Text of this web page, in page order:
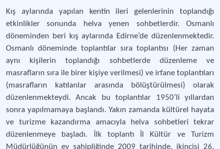
Kış aylarında yapılan kentin ileri gelenlerinin toplandığı
etkinlikler sonunda helva yenen sohbetlerdir. Osmanlı
döneminden beri kış aylarında Edirne’de düzenlenmektedir.
Osmanlı döneminde toplantılar sıra toplantısı (Her zaman
aynı kişilerin toplandığı sohbetlerde düzenleme ve
masrafların sıra ile birer kişiye verilmesi) ve irfane toplantıları
(masrafların katılanlar arasında bölüştürülmesi) olarak
düzenlenmekteydi. Ancak bu toplantılar 1950’li yıllardan
sonra yapılmamaya başlandı. Yakın zamanda kültürel hayata
ve turizme kazandırma amacıyla helva sohbetleri tekrar
düzenlenmeye başladı. İlk toplantı İl Kültür ve Turizm
Müdürlüğünün ev sahipliğinde 2009 tarihinde, ikincisi 26.